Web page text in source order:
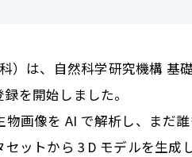
）は、自然科学研究機構 基
を開始しました。
画像を AI で解析し、まだ
ットから 3 D モデルを生成